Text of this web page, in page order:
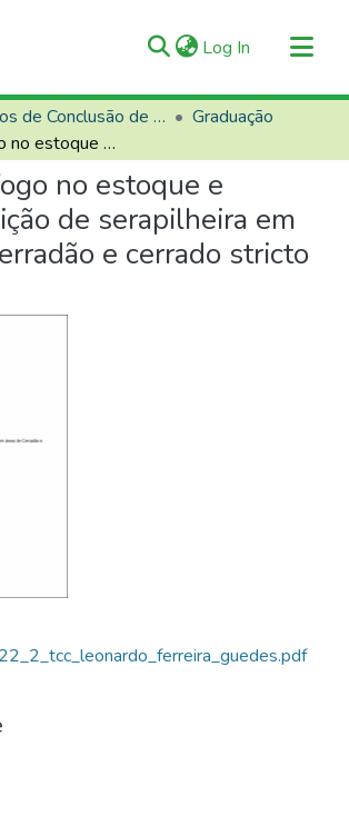
Log In (current)
Trabalhos de Conclusão de Curso (TCCs)
Graduação
Efeito do fogo no estoque e decomposição de serapilheira em áreas de cerradão e cerrado stricto sensu
no estoque e
de serapilheira em
e cerrado stricto